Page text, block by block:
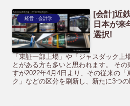
経営・会計学
[会計]近
日本が来
選択!
「東証一部上場」や「ジャスダック上
とがある方も多いと思われます。 そ
すが2022年4月4日より、その従来の「
ク」などの区分を刷新し、新たに3つ